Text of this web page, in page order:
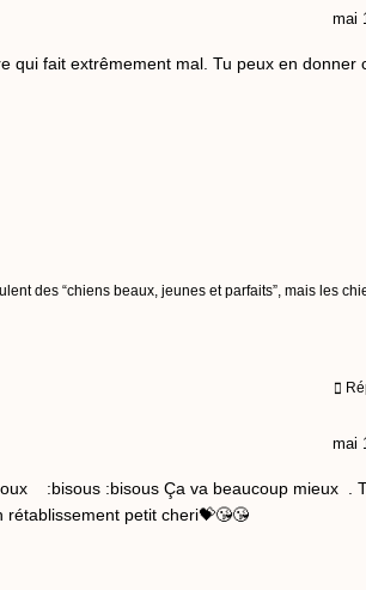
mai
qui fait extrêmement mal. Tu peux en donner
des “chiens beaux, jeunes et parfaits”, mais les
mai
:bisous :bisous Ça va beaucoup mieux .
petit cheri💝😘😘